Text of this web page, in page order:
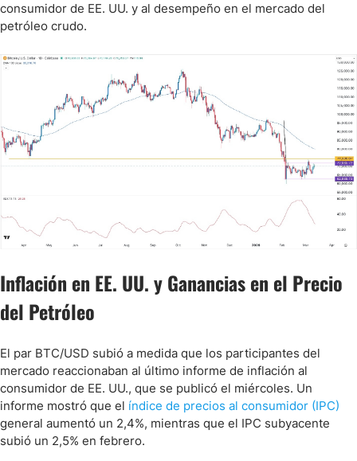
consumidor de EE. UU. y al desempeño en el mercado del
petróleo crudo.
Inflación en EE. UU. y Ganancias en el Precio
del Petróleo
El par BTC/USD subió a medida que los participantes del
mercado reaccionaban al último informe de inflación al
consumidor de EE. UU., que se publicó el miércoles. Un
informe mostró que el índice de precios al consumidor (IPC)
general aumentó un 2,4%, mientras que el IPC subyacente
subió un 2,5% en febrero.